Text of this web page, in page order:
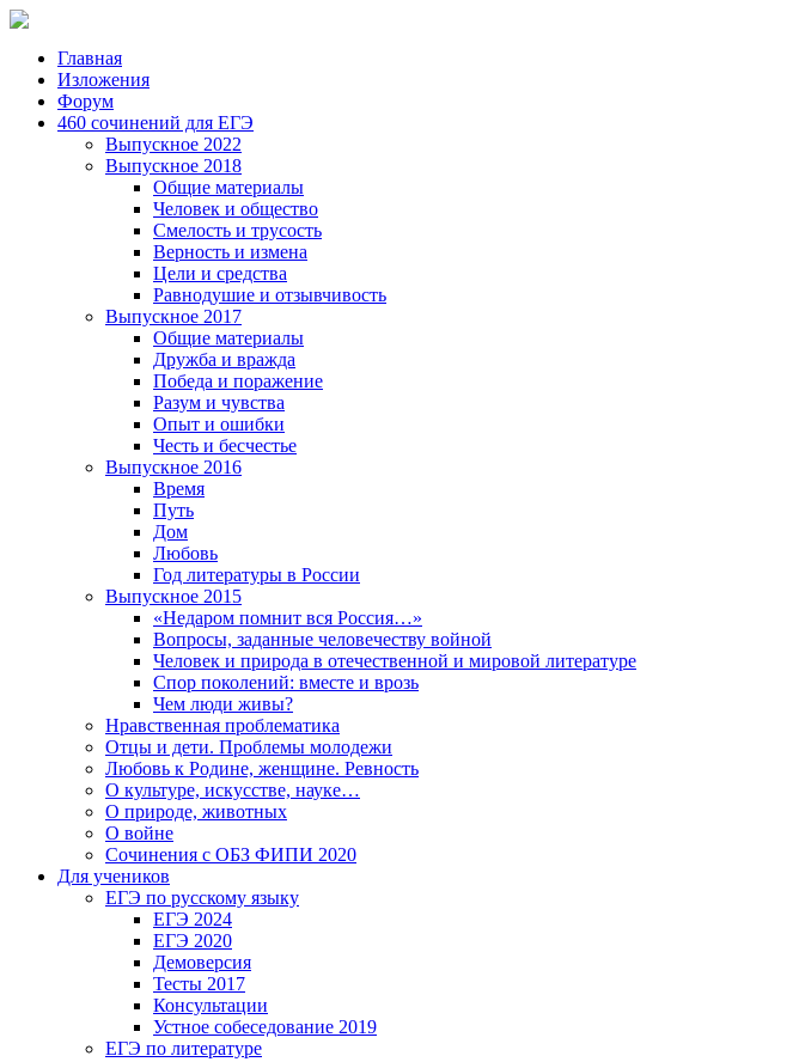
Главная
Изложения
Форум
460 сочинений для ЕГЭ
Выпускное 2022
Выпускное 2018
Общие материалы
Человек и общество
Смелость и трусость
Верность и измена
Цели и средства
Равнодушие и отзывчивость
Выпускное 2017
Общие материалы
Дружба и вражда
Победа и поражение
Разум и чувства
Опыт и ошибки
Честь и бесчестье
Выпускное 2016
Время
Путь
Дом
Любовь
Год литературы в России
Выпускное 2015
«Недаром помнит вся Россия…»
Вопросы, заданные человечеству войной
Человек и природа в отечественной и мировой литературе
Спор поколений: вместе и врозь
Чем люди живы?
Нравственная проблематика
Отцы и дети. Проблемы молодежи
Любовь к Родине, женщине. Ревность
О культуре, искусстве, науке…
О природе, животных
О войне
Сочинения с ОБЗ ФИПИ 2020
Для учеников
ЕГЭ по русскому языку
ЕГЭ 2024
ЕГЭ 2020
Демоверсия
Тесты 2017
Консультации
Устное собеседование 2019
ЕГЭ по литературе